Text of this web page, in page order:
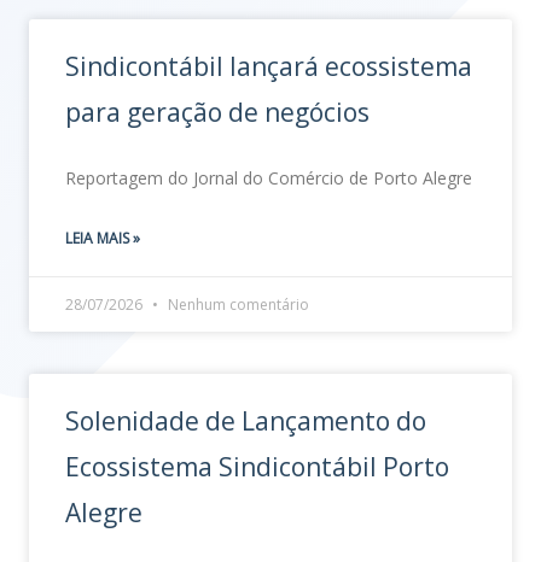
Sindicontábil lançará ecossistema
para geração de negócios
Reportagem do Jornal do Comércio de Porto Alegre
LEIA MAIS »
28/07/2026 Nenhum comentário
Solenidade de Lançamento do
Ecossistema Sindicontábil Porto
Alegre